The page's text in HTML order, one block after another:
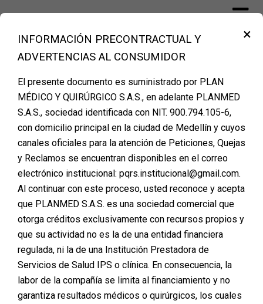
contentFinanciación Cirugía Plástica Medellín –
PLANMED
Etiqueta:requisitos
FINANCIACIÓN DE
CIRUGIA PLASTICA –
REQUISITOS
Posted onmarzo 15, 2024
CIRUGÍA PLÁSTICA EMPLEADOS Carta laboral
Cedula ampliasda al 150% Extractos bancarios del
×
INFORMACIÓN PRECONTRACTUAL Y
ADVERTENCIAS AL CONSUMIDOR
El presente documento es suministrado por PLAN
MÉDICO Y QUIRÚRGICO S.A.S., en adelante PLANMED
S.A.S., sociedad identificada con NIT. 900.794.105-6,
con domicilio principal en la ciudad de Medellín y cuyos
canales oficiales para la atención de Peticiones, Quejas
y Reclamos se encuentran disponibles en el correo
electrónico institucional: pqrs.institucional@gmail.com.
Al continuar con este proceso, usted reconoce y acepta
que PLANMED S.A.S. es una sociedad comercial que
otorga créditos exclusivamente con recursos propios y
que su actividad no es la de una entidad financiera
regulada, ni la de una Institución Prestadora de
Servicios de Salud IPS o clínica. En consecuencia, la
labor de la compañía se limita al financiamiento y no
garantiza resultados médicos o quirúrgicos, los cuales